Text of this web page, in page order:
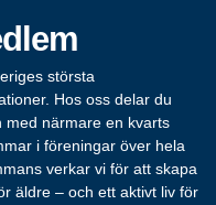
största
Hos oss delar du
med närmare en kvarts
i föreningar över hela
verkar vi för att skapa
äldre – och ett aktivt liv för